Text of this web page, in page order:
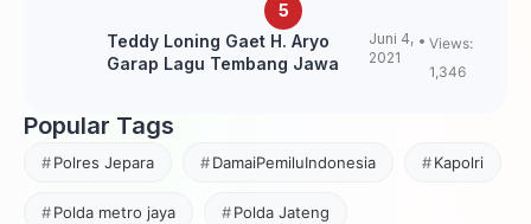
Teddy Loning Gaet H. Aryo
Garap Lagu Tembang Jawa
Juni 4,
2021
Views:
1,346
Popular Tags
Polres Jepara DamaiPemiluIndonesia Kapolri
Polda metro jaya Polda Jateng